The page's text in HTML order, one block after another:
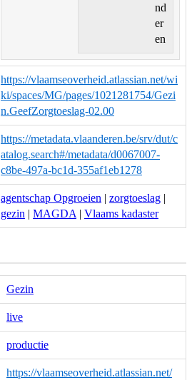
nd
er
en
https://vlaamseoverheid.atlassian.net/wi
ki/spaces/MG/pages/1021281754/Gezi
n.GeefZorgtoeslag-02.00
https://metadata.vlaanderen.be/srv/dut/c
atalog.search#/metadata/d0067007-
c8be-497a-bc1d-355af1eb1278
agentschap Opgroeien | zorgtoeslag |
gezin | MAGDA | Vlaams kadaster
Gezin
live
productie
https://vlaamseoverheid.atlassian.net/